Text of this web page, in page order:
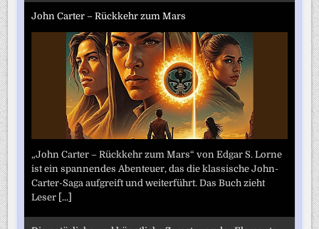
John Carter – Rückkehr zum Mars
„John Carter – Rückkehr zum Mars“ von Edgar S. Lorne
ist ein spannendes Abenteuer, das die klassische John-
Carter-Saga aufgreift und weiterführt. Das Buch zieht
Leser [...]